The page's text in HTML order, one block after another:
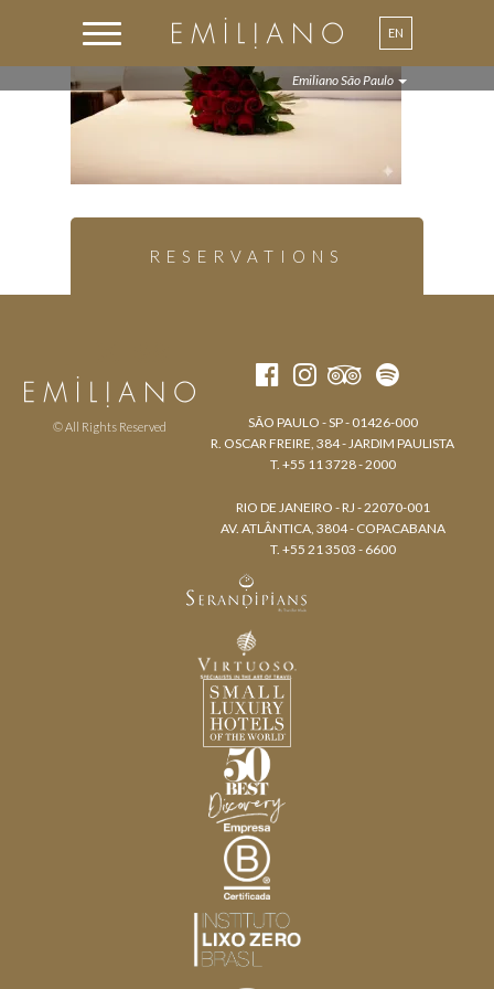
EN
PT
Emiliano São Paulo
RESERVATIONS
© All Rights Reserved
SÃO PAULO - SP - 01426-000
R. OSCAR FREIRE, 384 - JARDIM PAULISTA
T. +55 11 3728 - 2000
RIO DE JANEIRO - RJ - 22070-001
AV. ATLÂNTICA, 3804 - COPACABANA
T. +55 21 3503 - 6600